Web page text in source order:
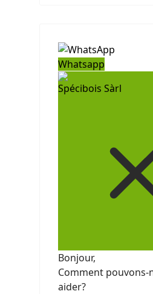
Whatsapp
Spécibois Sàrl
Bonjour,
Comment pouvons-
aider?